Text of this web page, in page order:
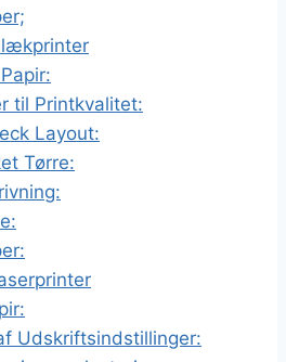
til Printkvalitet:
Layout:
Tørre:
Udskriftsindstillinger: